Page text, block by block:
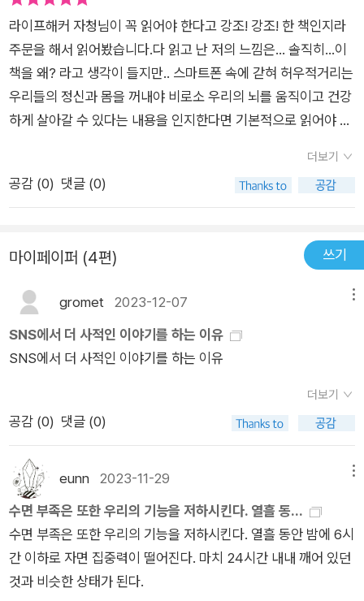
다. 이와 마찬가지로 과거의 위협적인 외부환경에 살아남기 위해
적응했던우리의 뇌는 새로운 기술 앞에서도 여전히 같은 방식으
로 작동되어 이전에는 생각지 못했던 문제들을 만나게 되었다.과
거에는 우리의 생존에 유리했을 방식인 새로운 것을 향한 욕구 역
시스마트폰 환경에서도 유효했다. 화면 속 새로운 페이지를 볼 때
마다 우리의 뇌에서는 도파민이 분비되어그 행동을 계속하도록
만드는 덕분에, 우리는 끊임없이 새로운 정보들에 머물며 스마트
도파민을 분비하여 보상을 제공했고그 결과 휴대전화를 보고 싶
다는 강렬한 충동에 사로잡힌 것이다. 뇌는 새로운 정보, 특히 감
정적으로 흥분되거나 위험과 관련 있는 내용을 추구한다. 이경우
에는 강도 사건 기사 같은 것이 그렇다. 그리고 푸시 알림은 사회
적 상호작용을 하고 있다는 느낌을준다. 또한 당신의 이야기를 적
은 피드에 다른 사람들이 어떻게 반응했는지, 즉 ‘좋아요’를 눌렀
는지에집중하게 만든다. 】 (p. 91)우리의 뇌는 휴대전화를 옆에
두는 것만으로도 주의력을 빼앗긴다. 심지어 그 휴대전화가 남의
우리의 뇌에게 휴대전화는 존재 자체로 정신적 에너지를 소모하
게 만든다. 또한 휴대전화는 우리의수면 시간에도 영향을 미친다.
잠을 자기 전 앱이나 SNS를사용하면서 분비되는 도파민은 우리
의 뇌를 깨우고, 휴대전화에서 나오는 블루라이트는 멜라토닌 생
성을 억제하여잠을 깨우게 된다. 블루라이트는 공복 호르몬을 분
비하게 하여 식욕 또한 높인다고 하니 여러모로 밤에휴대전화를
라이프해커 자청님이 꼭 읽어야 한다고 강조! 강조! 한 책인지라
주문을 해서 읽어봤습니다.다 읽고 난 저의 느낌은... 솔직히...이
책을 왜? 라고 생각이 들지만.. ​스마트폰 속에 갇혀 허우적거리는
우리들의 정신과 몸을 꺼내야 비로소 우리의 뇌를 움직이고 건강
하게 살아갈 수 있다는 내용을 인지한다면 기본적으로 읽어야 할
내용들이 수북수북 들어있다고 할까요?그 내용 속으로 들어가
봅시다~^^​이 책은 처음부터 가독성이 좋아서 금세 읽혀 내려가
요. ​생존에 있어서 마리아라는 인간을 예를 들어 놓은 부분인데요
~ 수렵 시절의 그녀는 먹을 것이 있을 때 먹어두어야 하는 시대
먹을 것을 못 찾았을 때 굶주림으로부터 보호해 줍니다.그 덕분에
마리아는 출산을 통해 자신의 유전자를 남길 확률이 더 높아지고,
유전자 변이로 칼로리를 축적하는 특질은 다음 세대로 이어지게
전적 특질을 이어 받았고, 현대 세계에서 칼로리는 사실상 돈만
있다면 거의 무한대로 제공되는 시대이므로 우리는 여전히 먹을
것을 보면 '먹어버려. 내일 아침에는 남아 있는 게 없을걸!'이라고
외치는 뇌를 가지고 있다는 이야기입니다. 우리가 이런 유전자를
타고났으니 그리 다이어트가 힘들지.. 하며 내심 안도감이 든다고
할까. ㅋ​우리는 주변 환경에 맞춰 진화했지만 급격히 변화하는 지
금 사회에는 아직 적응을 못하고 있다고 저자는 보고 있습니다.
그 여파로 어떤 결과가 초래될지 이해하려면 우리의 모든 생각과
감정, 경험이 존재하는 곳을 자세히 살펴보아야 하는데, 그것이
더보기
공감 (0) 댓글 (0)
마이페이퍼 (4편) 쓰기
gromet 2023-12-07
SNS에서 더 사적인 이야기를 하는 이유
SNS에서 더 사적인 이야기를 하는 이유
더보기
공감 (0) 댓글 (0)
eunn 2023-11-29
수면 부족은 또한 우리의 기능을 저하시킨다. 열흘 동...
수면 부족은 또한 우리의 기능을 저하시킨다. 열흘 동안 밤에 6시
간 이하로 자면 집중력이 떨어진다. 마치 24시간 내내 깨어 있던
것과 비슷한 상태가 된다.